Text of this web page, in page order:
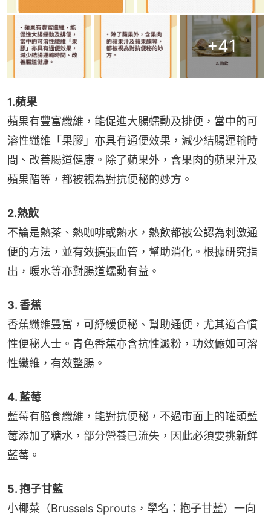
+41
1.蘋果
蘋果有豐富纖維，能促進大腸蠕動及排便，當中的可
溶性纖維「果膠」亦具有通便效果，減少結腸運輸時
間、改善腸道健康。除了蘋果外，含果肉的蘋果汁及
蘋果醋等，都被視為對抗便秘的妙方。
2.熱飲
不論是熱茶、熱咖啡或熱水，熱飲都被公認為刺激通
便的方法，並有效擴張血管，幫助消化。根據研究指
出，暖水等亦對腸道蠕動有益。
3. 香蕉
香蕉纖維豐富，可紓緩便秘、幫助通便，尤其適合慣
性便秘人士。青色香蕉亦含抗性澱粉，功效儼如可溶
性纖維，有效整腸。
4. 藍莓
藍莓有膳食纖維，能對抗便秘，不過市面上的罐頭藍
莓添加了糖水，部分營養已流失，因此必須要挑新鮮
藍莓。
5. 抱子甘藍
小椰菜（Brussels Sprouts，學名：抱子甘藍）一向